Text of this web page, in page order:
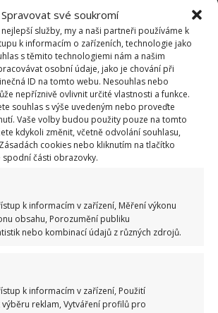
Spravovat své soukromí
služby, my a naši partneři používáme k
k informacím o zařízeních, technologie jako
s těmito technologiemi nám a našim
osobní údaje, jako je chování při
ID na tomto webu. Nesouhlas nebo
nepříznivě ovlivnit určité vlastnosti a funkce.
souhlas s výše uvedeným nebo proveďte
Vaše volby budou použity pouze na tomto
kdykoli změnit, včetně odvolání souhlasu,
cookies nebo kliknutím na tlačítko
spodní části obrazovky.
k informacím v zařízení, Měření výkonu
obsahu, Porozumění publiku
nebo kombinací údajů z různých zdrojů.
k informacím v zařízení, Použití
výběru reklam, Vytváření profilů pro
dekorace
vyzdobit parapet, zádveří nebo
do domu, můžete k tomu
pomůcky.
Jarní barvy a
vyjímají v košíčkách
si ale můžete i květinové věnce z
vrbového proutí a dalších větviček.